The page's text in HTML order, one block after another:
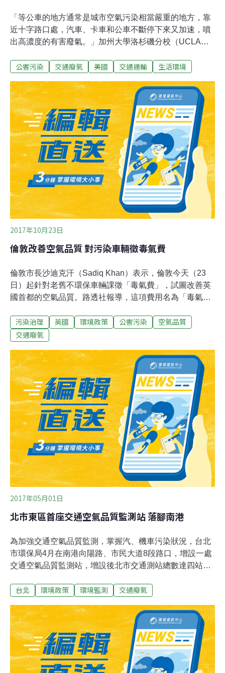
「等公車的地方通常是城市空氣污染相當嚴重的地方，靠
近十字路口處，汽車、卡車和公車不斷停下來又加速，噴
出高濃度的有害廢氣。」加州大學洛杉磯分校（UCLA）
的空污隱憂。在許多城市，無論是在美國還是在其他國
導的研究顯示，讓公車停靠站遠離十字路口，可顯著減少
乘客接觸到的空氣污染。鮑爾森說：「廢氣中含有氣體和
大量超細顆粒，這些顆粒基本上不受環保局的管制，因為
EPA以重量管制懸浮顆粒，而這些顆粒重量很輕。我們的
測量顯示，交通相關的污染物濃度在十字路口附近達到峰
值，並隨著距離而急劇下降。」他的研究團隊指出，只要
將公車和輕軌站點從繁忙的十字路口移開120英尺，乘客
接觸到的污染物可大大減少。他們的研究在本月稍早刊登
在「環境污染」（Environmental Pollution）期刊。研究
人員
公害污染 交通廢氣 美國 交通運輸 生活環境
2017年10月23日
倫敦改善空氣品質 對污染車輛徵毒氣費
倫敦市長沙迪克汗（Sadiq Khan）表示，倫敦今天（23
日）起針對老舊不環保車輛課徵「毒氣費」，試圖改善英
國首都的空氣品質。路透社報導，這項費用名為「毒氣
年以前牌照的柴、汽油車，這些車輛不符合2005年歐盟汽
車排放標準Euro 4。新費用徵收時間在週間上午7時至下午
味著有些車主開車進入倫敦市中心每天需繳21.50英鎊（約
新台幣832元）的費用。
污染治理 英國 環境政策 公害污染
空氣品質
交通廢氣
2017年05月01日
北市東區首座交通空氣品質監測站 落腳南港
為加強交通空氣品質監測，掌握汽、機車污染狀況，台北
市環保局4月在南港向陽路、市民大道8段路口，增設一處
交通空氣品質監測站，增設後北市交通測站總數達四站，
學校或公務機關3或4樓頂，用以監測大氣環境中之空氣品
空氣品質的影響，監測結果可作為車輛廢氣管制之參考。
北市原設置15處空品測站，其中一般測站11站、交通測站
三站及公園測站一站。三處交通測站皆位於西區，分別為
中北測站（中山北路、南京東路口）、承德測站（承德
路、中正路口）及環保署大同測站（重慶北路、民權西路
台北 環境政策 環境監測 交通廢氣